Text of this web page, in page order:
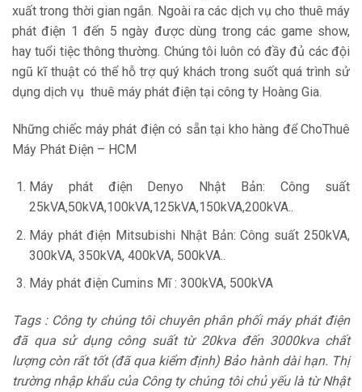
xuất trong thời gian ngắn. Ngoài ra các dịch vụ cho thuê máy
phát điện 1 đến 5 ngày được dùng trong các game show,
hay tuổi tiệc thông thường. Chúng tôi luôn có đầy đủ các đội
ngũ kĩ thuật có thể hỗ trợ quý khách trong suốt quá trình sử
dụng dịch vụ thuê máy phát điện tại công ty Hoàng Gia.
Những chiếc máy phát điện có sẵn tại kho hàng để ChoThuê
Máy Phát Điện – HCM
Máy phát điện Denyo Nhật Bản: Công suất
25kVA,50kVA,100kVA,125kVA,150kVA,200kVA..
Máy phát điện Mitsubishi Nhật Bản: Công suất 250kVA,
300kVA, 350kVA, 400kVA, 500kVA..
Máy phát điện Cumins Mĩ : 300kVA, 500kVA
Tags : Công ty chúng tôi chuyên phân phối máy phát điện
đã qua sử dụng công suất từ 20kva đến 3000kva chất
lượng còn rất tốt (đã qua kiểm định) Bảo hành dài hạn. Thị
trường nhập khẩu của Công ty chúng tôi chủ yếu là từ Nhật